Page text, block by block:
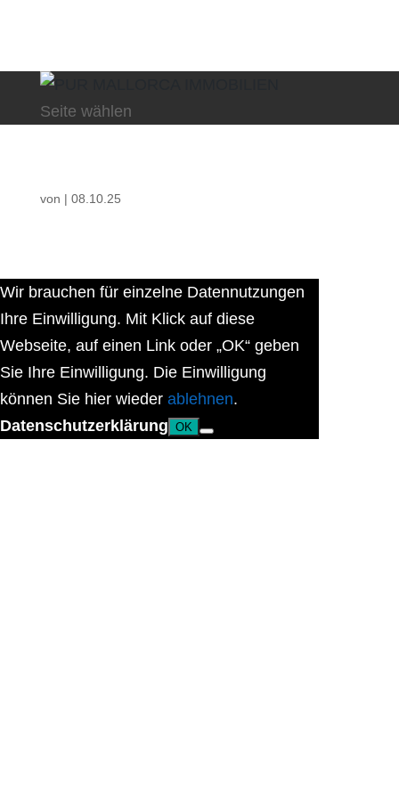
Seite wählen
von | 08.10.25
Wir brauchen für einzelne Datennutzungen
Ihre Einwilligung. Mit Klick auf diese
Webseite, auf einen Link oder „OK“ geben
Sie Ihre Einwilligung. Die Einwilligung
können Sie hier wieder ablehnen.
Datenschutzerklärung OK